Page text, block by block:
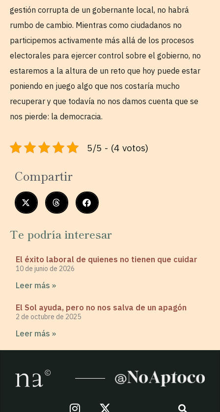
gestión corrupta de un gobernante local, no habrá
rumbo de cambio. Mientras como ciudadanos no
participemos activamente más allá de los procesos
electorales para ejercer control sobre el gobierno, no
estaremos a la altura de un reto que hoy puede estar
poniendo en juego algo que nos costaría mucho
recuperar y que todavía no nos damos cuenta que se
nos pierde: la democracia.
5/5 - (4 votos)
Compartir
Te podría interesar
El éxito laboral de quienes no tienen que cuidar
10 de junio de 2026
Leer más »
El Sol ayuda, pero no nos salva de un apagón
2 de octubre de 2025
Leer más »